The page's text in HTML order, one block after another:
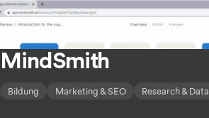
MindSmith
Bildung Marketing & SEO Research & Data